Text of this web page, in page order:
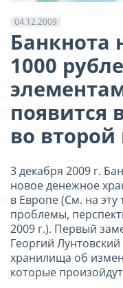
04.12.2009
Банкнота
1000
появится
во второй
3 декабря 2009 г.
новое денежное
в Европе (См. на
проблемы,
2009 г.). Первый
Георгий
хранилища об
которые